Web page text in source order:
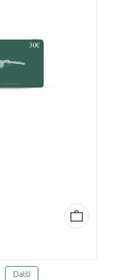
Další